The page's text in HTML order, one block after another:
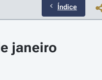
Índice
janeiro